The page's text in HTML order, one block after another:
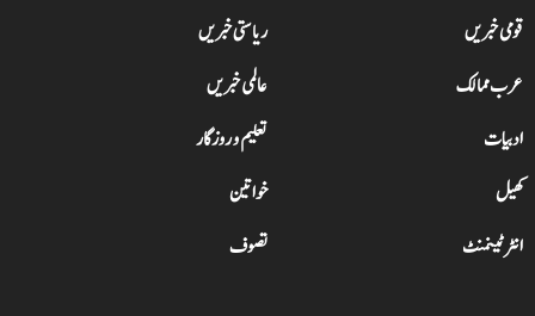
قومی خبریں
ریاستی خبریں
عرب ممالک
عالمی خبریں
ادبیات
تعلیم و روزگار
کھیل
خواتین
انٹرٹینمنٹ
تصوف